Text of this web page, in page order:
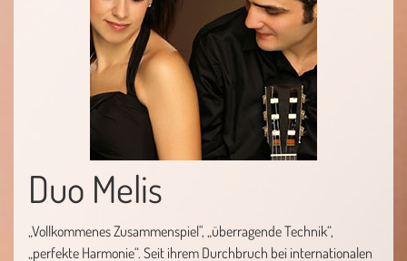
Duo Melis
„Vollkommenes Zusammenspiel", „überragende Technik“,
„perfekte Harmonie“. Seit ihrem Durchbruch bei internationalen